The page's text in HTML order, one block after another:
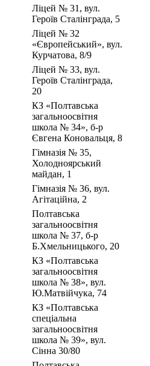
Ліцей № 31, вул.
Героїв Сталінграда, 5
Ліцей № 32
«Європейський», вул.
Курчатова, 8/9
Ліцей № 33, вул.
Героїв Сталінграда,
20
КЗ «Полтавська
загальноосвітня
школа № 34», б-р
Євгена Коновальця, 8
Гімназія № 35,
Холодноярський
майдан, 1
Гімназія № 36, вул.
Агітаційна, 2
Полтавська
загальноосвітня
школа № 37, б-р
Б.Хмельницького, 20
КЗ «Полтавська
загальноосвітня
школа № 38», вул.
Ю.Матвійчука, 74
КЗ «Полтавська
спеціальна
загальноосвітня
школа № 39», вул.
Сінна 30/80